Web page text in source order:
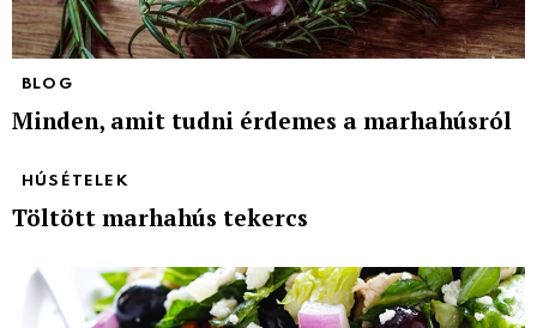
BLOG
Minden, amit tudni érdemes a marhahúsról
HÚSÉTELEK
Töltött marhahús tekercs